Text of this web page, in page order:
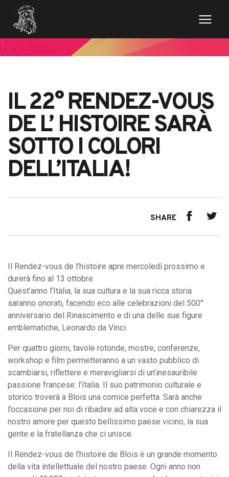
IL 22° RENDEZ-VOUS
DE L’ HISTOIRE SARÀ
SOTTO I COLORI
DELL’ITALIA!
SHARE
Il Rendez-vous de l’histoire apre mercoledì prossimo e
durerà fino al 13 ottobre.
Quest’anno l’Italia, la sua cultura e la sua ricca storia
saranno onorati, facendo eco alle celebrazioni del 500°
anniversario del Rinascimento e di una delle sue figure
emblematiche, Leonardo da Vinci.
Per quattro giorni, tavole rotonde, mostre, conferenze,
workshop e film permetteranno a un vasto pubblico di
scambiarsi, riflettere e meravigliarsi di un’inesauribile
passione francese: l’Italia. Il suo patrimonio culturale e
storico troverà a Blois una cornice perfetta. Sarà anche
l’occasione per noi di ribadire ad alta voce e con chiarezza il
nostro amore per questo bellissimo paese vicino, la sua
gente e la fratellanza che ci unisce.
Il Rendez-vous de l’histoire de Blois è un grande momento
della vita intellettuale del nostro paese. Ogni anno non